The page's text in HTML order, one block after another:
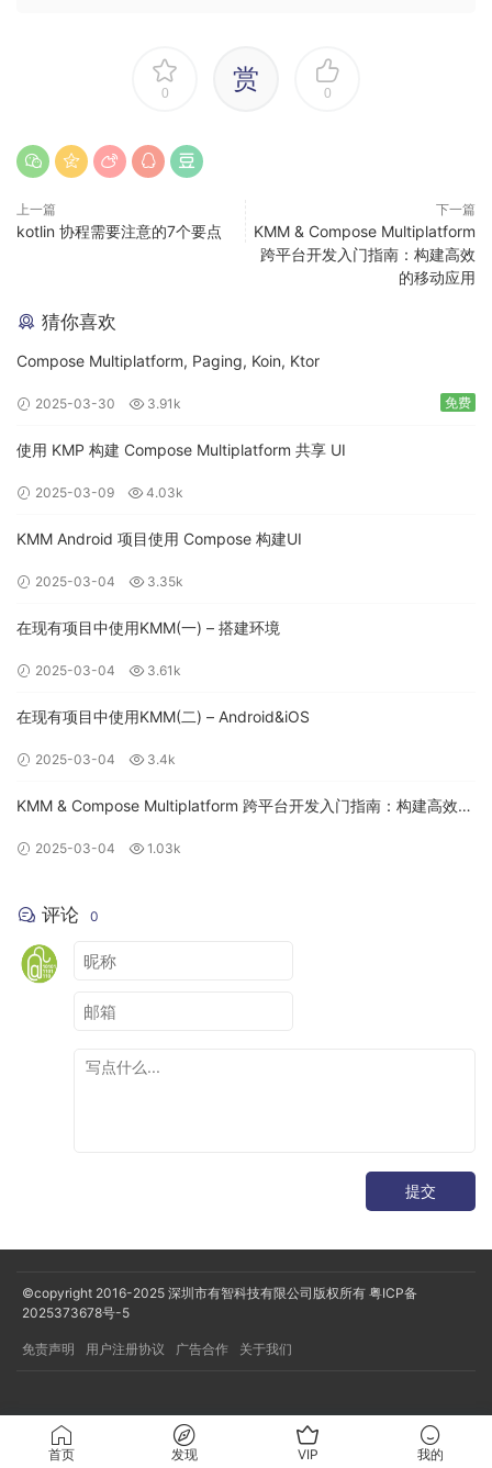
对于 Android，为了与平台进行交互，可以使用特定平台
Kotlin/Native），这些平台将 kotlin 代码编译成相应的字
节码或者Dex。
对于 iOS，共享的 Kotlin 代码会通过 Kotlin/Native 编译
为本机二进制文件，在应用中捆绑一个常规的 iOS 框架，
iOS
iOS 的调用逻辑会稍显复杂，因为会设计到 kotlin 和 OC/Swift
Apple Framework 进行扫描，根据 Framework 中的
Headers（.h 文件）获取可以调用的类、方法、变量、常量及
对不同 CPU 架构所编译的二进制文件，以及可供 Kotlin Native
调用的 knm 文件，knm 文件类似 Jar 包中的 .class 文件，是
进行索引，最终在 KMM 模块中使用 Kotlin 代码进行调用。
对于 OC 调用 Kotlin 的流程官方文档中没有太多提及，使用的
0 赏 0
上一篇
kotlin 协程需要注意的7个要点
下一篇
KMM & Compose Multiplatform
跨平台开发入门指南：构建高效
的移动应用
猜你喜欢
Compose Multiplatform, Paging, Koin, Ktor
2025-03-30 3.91k 免费
使用 KMP 构建 Compose Multiplatform 共享 UI
2025-03-09 4.03k
KMM Android 项目使用 Compose 构建UI
2025-03-04 3.35k
在现有项目中使用KMM(一) – 搭建环境
2025-03-04 3.61k
在现有项目中使用KMM(二) – Android&iOS
2025-03-04 3.4k
KMM & Compose Multiplatform 跨平台开发入门指南：构建高效的
2025-03-04 1.03k
评论 0
提交
©copyright 2016-2025 深圳市有智科技有限公司版权所有 粤ICP备
2025373678号-5
免责声明 用户注册协议 广告合作 关于我们
首页 发现 VIP 我的